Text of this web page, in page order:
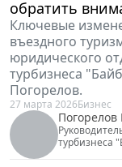
Гарантии в
ли доверитель
О стандартах
Москвы
30 апреля 2026